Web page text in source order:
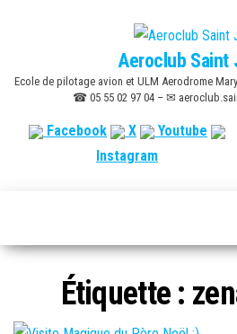
content
Aeroclub Saint
Ecole de pilotage avion et ULM Aerodrome
☎ 05 55 02 97 04 – ✉
Facebook X
Youtube
Instagram
Étiquette :